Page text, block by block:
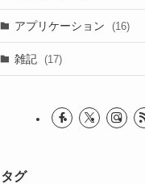
アプリケーション (16)
雑記 (17)
タグ